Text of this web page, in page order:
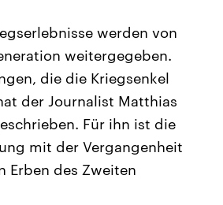
Anhalt
am 6.
neuen
das
Koalition aus
USA
Aktuelle Beiträge,
Hintergründe
Wirtschaftlich und
gehören die Vereinigten
den mächtigsten Ländern
mit großem Einfluss auf
werden von
weitergegeben.
die die Kriegsenkel
der Journalist Matthias
Für ihn ist die
mit der Vergangenheit
Erben des Zweiten